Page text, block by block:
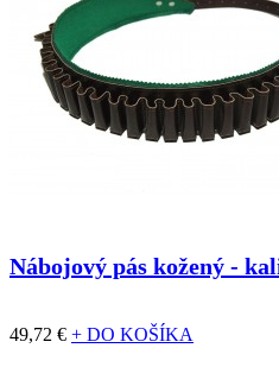
Nábojový pás kožený -
49,72 € + DO KOŠÍKA